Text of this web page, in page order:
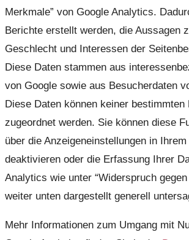
Merkmale” von Google Analytics.
Berichte erstellt werden, die Aussagen
Geschlecht und Interessen der
Diese Daten stammen aus
von Google sowie aus Besucherdaten
Diese Daten können keiner bestimmten
zugeordnet werden. Sie können diese
über die Anzeigeneinstellungen in
deaktivieren oder die Erfassung Ihrer
Analytics wie unter “Widerspruch
weiter unten dargestellt generell
Mehr Informationen zum Umgang mit